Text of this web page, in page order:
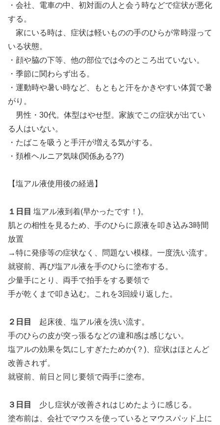
・会社、電車の中、初対面の人と会う時などで症状が悪化
する。
家にいる時は、症状は軽いものの手のひらが常時湿って
いる状態。
・顔や脇の下等、他の部位では今のところ出ていない。
・季節に関わらず出る。
・運動時や暑い時など、もともと汗をかきやすい体質で暑
がり。
男性・30代。体型はやせ型。家族でこの症状が出てい
る人はいない。
・たばこを吸うと手汗が増える気がする。
・頚椎ヘルニア気味(関係ある??)
【塩アル液使用後の経過】
１日目 塩アル液到着(早かったです！)。
肌との相性を見るため、手のひらに原液を叩き込み3時間
放置
→特に発疹等の症状なく、問題ない模様。一度洗い流す。
就寝前、再び塩アル液を手のひらに塗布する。
少量手にとり、両手で拍手をする要領で
手が乾くまで叩き込む。これを3回繰り返した。
２日目
起床後、塩アル液を洗い流す。
手のひらの皮が突っ張るなどの違和感は感じない。
塩アルの効果を気にしすぎたためか(？)、症状はほとんど
改善されず。
就寝前、前日と同じ要領で両手に塗布。
３日目
少し症状が改善されはじめたように感じる。
塗布前は、会社でマウスを使っているとマウスパッド上に